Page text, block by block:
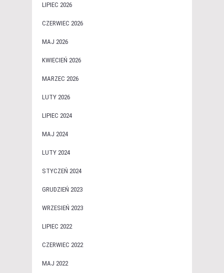
LIPIEC 2026
CZERWIEC 2026
MAJ 2026
KWIECIEŃ 2026
MARZEC 2026
LUTY 2026
LIPIEC 2024
MAJ 2024
LUTY 2024
STYCZEŃ 2024
GRUDZIEŃ 2023
WRZESIEŃ 2023
LIPIEC 2022
CZERWIEC 2022
MAJ 2022